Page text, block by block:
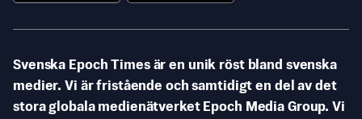
Svenska Epoch Times är en unik röst bland svenska
medier. Vi är fristående och samtidigt en del av det
stora globala medienätverket Epoch Media Group. Vi